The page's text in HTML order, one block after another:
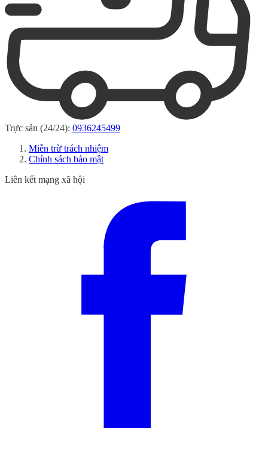
Trực sản (24/24): 0936245499
Miễn trừ trách nhiệm
Chính sách bảo mật
Liên kết mạng xã hội